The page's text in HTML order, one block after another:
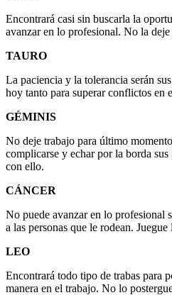
Encontrará casi sin buscarla la
avanzar en lo profesional. No la deje
TAURO
La paciencia y la tolerancia serán
hoy tanto para superar conflictos en
GÉMINIS
No deje trabajo para último
complicarse y echar por la borda
con ello.
CÁNCER
No puede avanzar en lo profesional
a las personas que le rodean.
LEO
Encontrará todo tipo de trabas para
manera en el trabajo. No lo